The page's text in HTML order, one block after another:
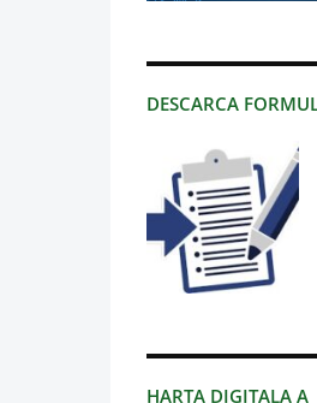
DESCARCA
HARTA DIGITALA A